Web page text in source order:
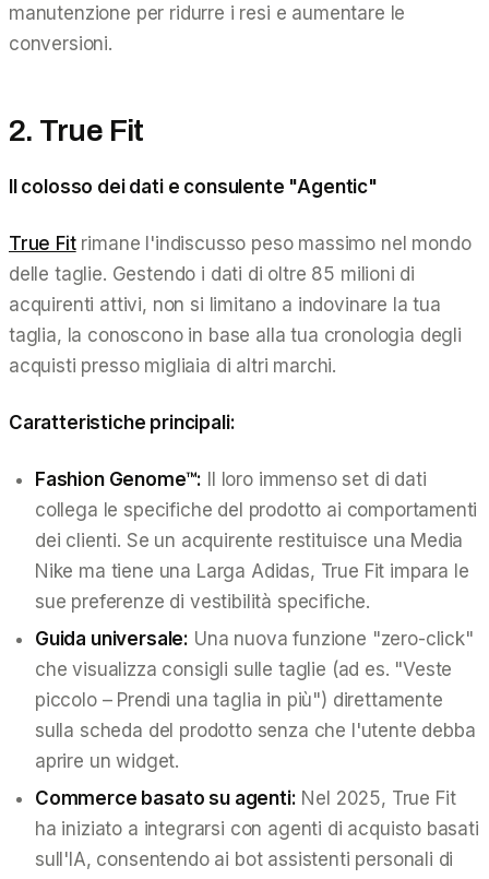
manutenzione per ridurre i resi e aumentare le
conversioni.
2. True Fit
Il colosso dei dati e consulente "Agentic"
True Fitrimane l'indiscusso peso massimo nel mondo
delle taglie. Gestendo i dati di oltre 85 milioni di
acquirenti attivi, non si limitano a indovinare la tua
taglia, la conosconoin base alla tua cronologia degli
acquisti presso migliaia di altri marchi.
Caratteristiche principali:
Fashion Genome™: Il loro immenso set di dati
collega le specifiche del prodotto ai comportamenti
dei clienti. Se un acquirente restituisce una Media
Nike ma tiene una Larga Adidas, True Fit impara le
sue preferenze di vestibilità specifiche.
Guida universale: Una nuova funzione "zero-click"
che visualizza consigli sulle taglie (ad es. "Veste
piccolo – Prendi una taglia in più") direttamente
sulla scheda del prodotto senza che l'utente debba
aprire un widget.
Commerce basato su agenti: Nel 2025, True Fit
ha iniziato a integrarsi con agenti di acquisto basati
sull'IA, consentendo ai bot assistenti personali di